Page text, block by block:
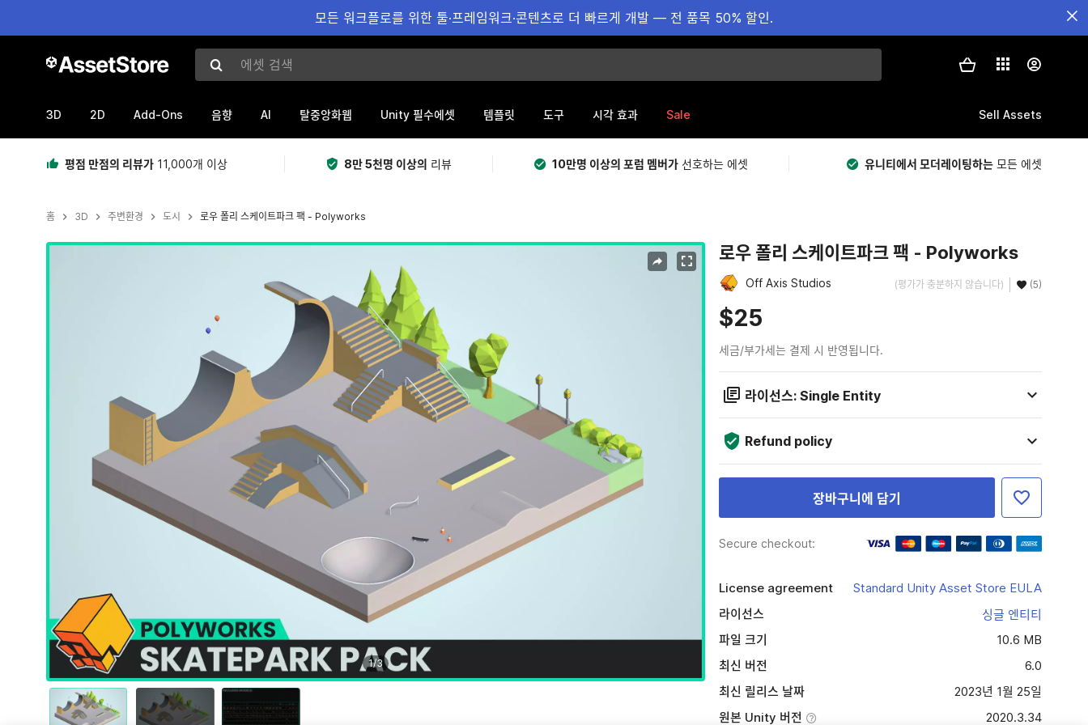
모든 워크플로를 위한 툴·프레임워크·콘텐츠로 더 빠르게 개발 — 전 품목 50% 할인.
에셋 검색
3D 2D Add-Ons 음향 AI 탈중앙화웹 Unity 필수에셋 템플릿 도구 시각 효과 Sale Sell Assets
평점 만점의 리뷰가 11,000개 이상 8만 5천명 이상의 리뷰 10만명 이상의 포럼 멤버가 선호하는 에셋 유니티에서 모더레이팅하는 모든 에셋
홈 3D 주변환경 도시 로우 폴리 스케이트파크 팩 - Polyworks
현재 슬라이드: 1 / 3
1/3
로우 폴리 스케이트파크 팩 - Polyworks
Off Axis Studios (평가가 충분하지 않습니다) (5)
$25
세금/부가세는 결제 시 반영됩니다.
라이선스: Single Entity
Refund policy
장바구니에 담기
Secure checkout:
License agreement
Standard Unity Asset Store EULA
라이선스
싱글 엔티티
파일 크기
10.6 MB
최신 버전
6.0
최신 릴리스 날짜
2023년 1월 25일
원본 Unity 버전
2020.3.34